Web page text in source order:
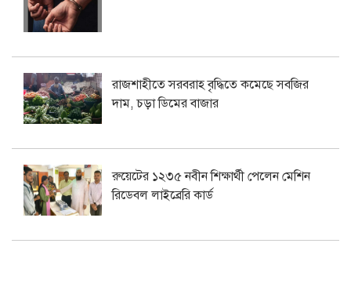
রাজশাহীতে সরবরাহ বৃদ্ধিতে কমেছে সবজির
দাম, চড়া ডিমের বাজার
রুয়েটের ১২৩৫ নবীন শিক্ষার্থী পেলেন মেশিন
রিডেবল লাইব্রেরি কার্ড